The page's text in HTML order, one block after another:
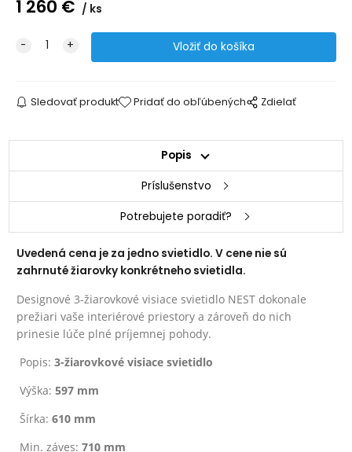
1 260 € ks
Sledovať produkt Pridať do obľúbených Zdielať
Popis
Príslušenstvo
Potrebujete poradiť?
Uvedená cena je za jedno svietidlo. V cene nie sú
zahrnuté žiarovky konkrétneho svietidla.
Designové 3-žiarovkové visiace svietidlo NEST dokonale
prežiari vaše interiérové priestory a zároveň do nich
prinesie lúče plné príjemnej pohody.
Popis:3-žiarovkové visiace svietidlo
Výška:597 mm
Šírka:610 mm
Min. záves:710 mm